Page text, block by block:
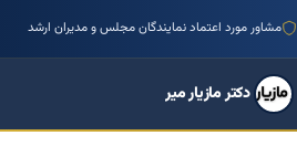
منتور بیش از ۱۰۰۰ کسب‌وکار ایرانی
دکتر مازیار میر